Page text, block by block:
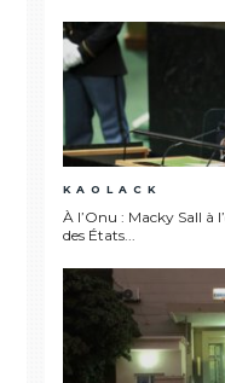
KAOLACK
À l’Onu : Macky Sall à
des États...